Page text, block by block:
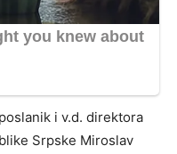
i v.d. direktora
Srpske Miroslav